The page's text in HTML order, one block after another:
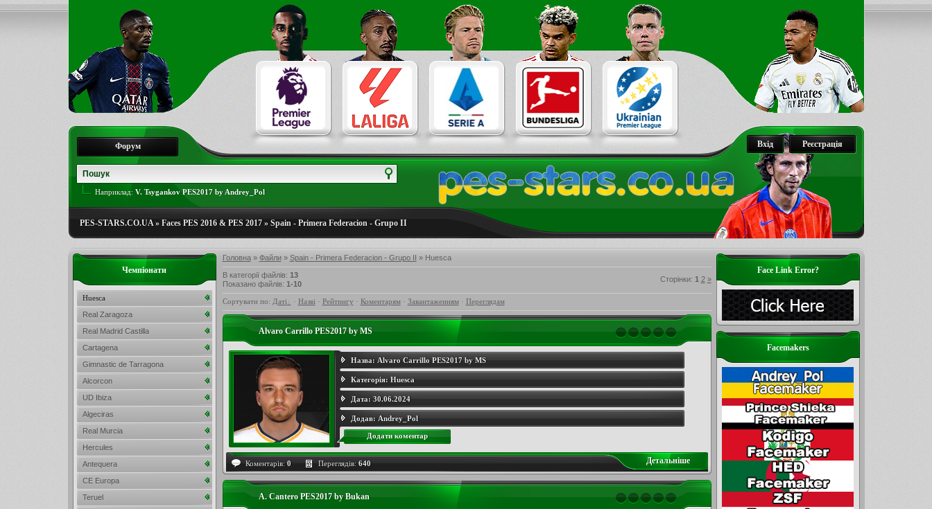
Реєстрація
Вхід
Форум
Наприклад: V. Tsygankov PES2017 by Andrey_Pol
PES-STARS.CO.UA» Faces PES 2016 & PES 2017» Spain - Primera Federacion - Grupo II
Головна» Файли» Spain - Primera Federacion - Grupo II » Huesca
В категорії файлів: 13
Показано файлів: 1-10
Сторінки: 1 2 »
Сортувати по: Даті · Назві · Рейтингу · Коментарям· Завантаженням· Переглядам
Alvaro Carrillo PES2017 by MS
Назва: Alvaro Carrillo PES2017 by MS
Категорія: Huesca
Дата: 30.06.2024
Додав: Andrey_Pol
Додати коментар
Коментарів: 0 Переглядів: 640 Детальнiше
A. Cantero PES2017 by Bukan
Face Link Error?
Facemakers
Чемпіонати
Huesca
Real Zaragoza
Real Madrid Castilla
Cartagena
Gimnastic de Tarragona
Alcorcon
UD Ibiza
Algeciras
Real Murcia
Hercules
Antequera
CE Europa
Teruel